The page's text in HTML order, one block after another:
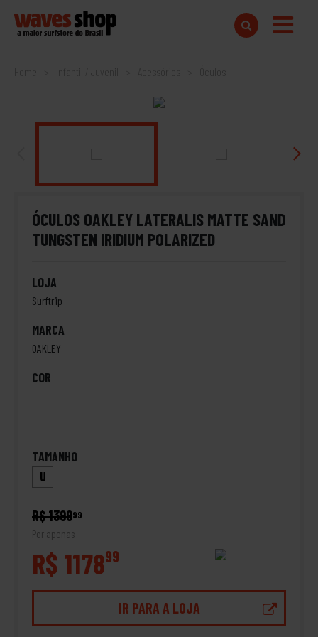
Home
ÓCULOS OAKLEY LATERALIS MATTE SAND
TUNGSTEN IRIDIUM POLARIZED
LOJA
Surftrip
MARCA
OAKLEY
COR
TAMANHO
U
R$ 139999
Por apenas
R$ 117899
IR PARA A LOJA